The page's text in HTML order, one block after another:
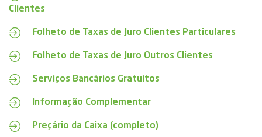
Clientes
Folheto de Taxas de Juro Clientes Particulares
Folheto de Taxas de Juro Outros Clientes
Serviços Bancários Gratuitos
Informação Complementar
Preçário da Caixa (completo)